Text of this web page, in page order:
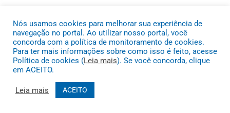
Nós usamos cookies para melhorar sua experiência de
navegação no portal. Ao utilizar nosso portal, você
concorda com a política de monitoramento de cookies.
Para ter mais informações sobre como isso é feito, acesse
Política de cookies (Leia mais). Se você concorda, clique
em ACEITO.
Leia mais ACEITO